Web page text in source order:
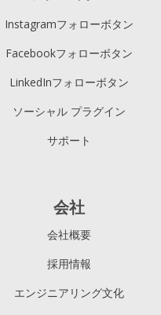
Instagramフォローボタン
Facebookフォローボタン
LinkedInフォローボタン
ソーシャル プラグイン
サポート
会社
会社概要
採用情報
エンジニアリング文化